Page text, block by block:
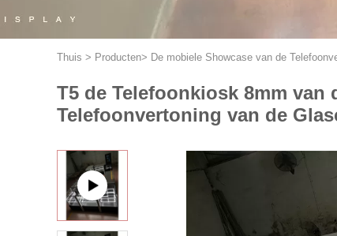
Thuis > Producten> De mobiele Showcase van de
T5 de Telefoonkiosk 8mm van
Telefoonvertoning van de